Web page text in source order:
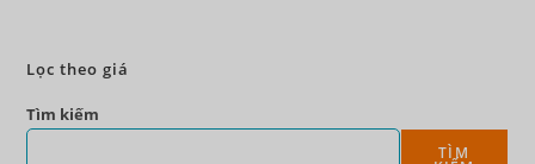
Lọc theo giá
Tìm kiếm
TÌM